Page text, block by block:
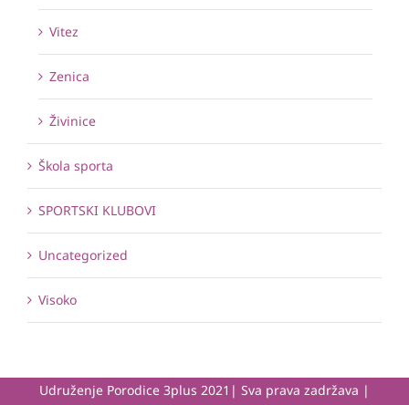
Vitez
Zenica
Živinice
Škola sporta
SPORTSKI KLUBOVI
Uncategorized
Visoko
Udruženje Porodice 3plus 2021| Sva prava zadržava |